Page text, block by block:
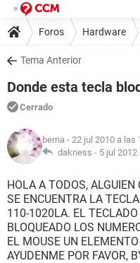
Foros Hardware
Tema Anterior
Donde esta tecla
Cerrado
berna - 22 jul 2010 a las
dakness - 5 jul 2012
HOLA A TODOS, ALGUIEN
SE ENCUENTRA LA
110-1020LA. EL
BLOQUEADO LOS
EL MOUSE UN
AYUDENME POR FAVOR,